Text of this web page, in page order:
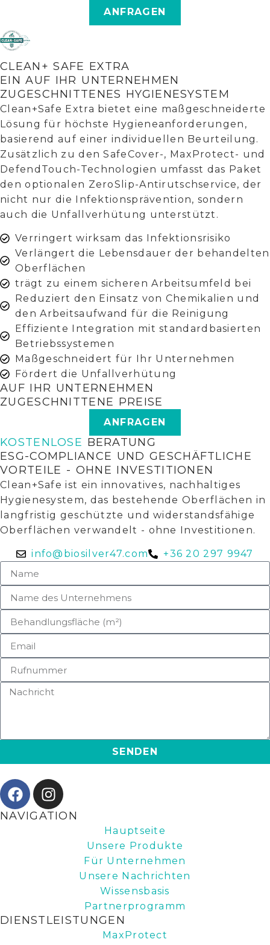
ANFRAGEN
CLEAN+ SAFE EXTRA
EIN AUF IHR UNTERNEHMEN
ZUGESCHNITTENES HYGIENESYSTEM
Clean+Safe Extra bietet eine maßgeschneiderte
Lösung für höchste Hygieneanforderungen,
basierend auf einer individuellen Beurteilung.
Zusätzlich zu den SafeCover-, MaxProtect- und
DefendTouch-Technologien umfasst das Paket
den optionalen ZeroSlip-Antirutschservice, der
nicht nur die Infektionsprävention, sondern
auch die Unfallverhütung unterstützt.
Verringert wirksam das Infektionsrisiko
Verlängert die Lebensdauer der behandelten
Oberflächen
trägt zu einem sicheren Arbeitsumfeld bei
Reduziert den Einsatz von Chemikalien und
den Arbeitsaufwand für die Reinigung
Effiziente Integration mit standardbasierten
Betriebssystemen
Maßgeschneidert für Ihr Unternehmen
Fördert die Unfallverhütung
AUF IHR UNTERNEHMEN
ZUGESCHNITTENE PREISE
ANFRAGEN
KOSTENLOSE BERATUNG
ESG-COMPLIANCE UND GESCHÄFTLICHE
VORTEILE - OHNE INVESTITIONEN
Clean+Safe ist ein innovatives, nachhaltiges
Hygienesystem, das bestehende Oberflächen in
langfristig geschützte und widerstandsfähige
Oberflächen verwandelt - ohne Investitionen.
info@biosilver47.com +36 20 297 9947
SENDEN
NAVIGATION
Hauptseite
Unsere Produkte
Für Unternehmen
Unsere Nachrichten
Wissensbasis
Partnerprogramm
DIENSTLEISTUNGEN
MaxProtect